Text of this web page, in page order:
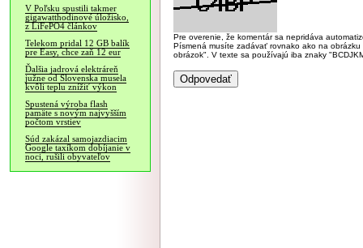
V Poľsku spustili takmer
gigawatthodinové úložisko,
z LiFePO4 článkov
Telekom pridal 12 GB balík
pre Easy, chce zaň 12 eur
Ďalšia jadrová elektráreň
južne od Slovenska musela
kvôli teplu znížiť výkon
Spustená výroba flash
pamäte s novým najvyšším
počtom vrstiev
Súd zakázal samojazdiacim
Google taxíkom dobíjanie v
noci, rušili obyvateľov
Pre overenie, že komentár sa nepridáva
Písmená musíte zadávať rovnako ako na
obrázok". V texte sa používajú iba znaky